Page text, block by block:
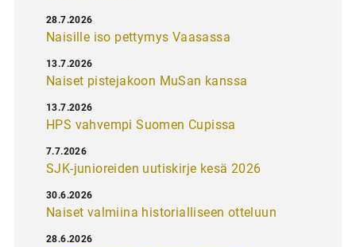
Naisille iso pettymys Vaasassa
28.7.2026
Naiset pistejakoon MuSan kanssa
13.7.2026
HPS vahvempi Suomen Cupissa
13.7.2026
SJK-junioreiden uutiskirje kesä 2026
7.7.2026
Naiset valmiina historialliseen otteluun
30.6.2026
28.6.2026